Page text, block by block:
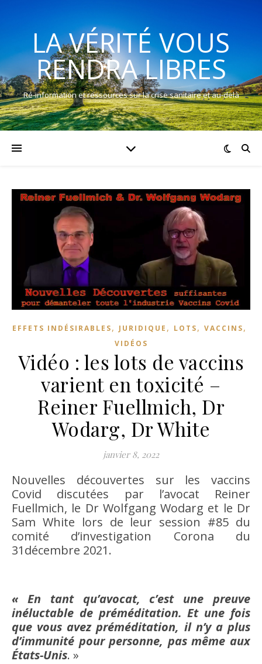
LA VÉRITÉ VOUS
RENDRA LIBRES
Ré-information et ressources sur la crise sanitaire et au-delà
EFFETS INDÉSIRABLES, JURIDIQUE , LOTS, VACCINS,
VIDÉOS
Vidéo : les lots de vaccins
varient en toxicité –
Reiner Fuellmich, Dr
Wodarg, Dr White
janvier 8, 2022
Nouvelles découvertes sur les vaccins
Covid discutées par l’avocat Reiner
Fuellmich, le Dr Wolfgang Wodarg et le Dr
Sam White lors de leur session #85 du
comité d’investigation Corona du
31décembre 2021.
« En tant qu’avocat, c’est une preuve
inéluctable de préméditation. Et une fois
que vous avez préméditation, il n’y a plus
d’immunité pour personne, pas même aux
États-Unis. »